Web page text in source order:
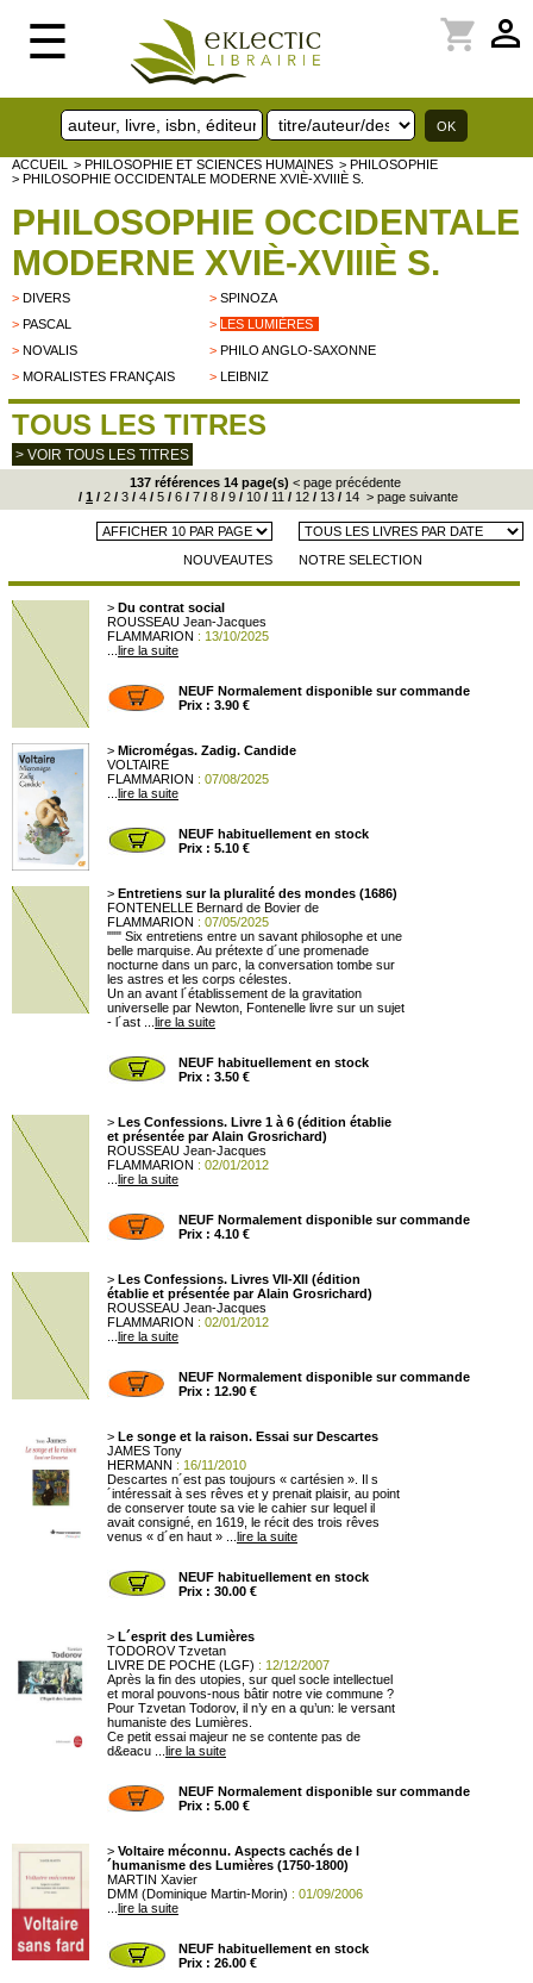
☰ perm_identity
shopping_cart
ACCUEIL > PHILOSOPHIE ET SCIENCES HUMAINES > PHILOSOPHIE
> PHILOSOPHIE OCCIDENTALE MODERNE XVIÈ-XVIIIÈ S.
PHILOSOPHIE OCCIDENTALE
MODERNE XVIÈ-XVIIIÈ S.
> DIVERS >SPINOZA
> PASCAL > LES LUMIÈRES
> NOVALIS >PHILO ANGLO-SAXONNE
> MORALISTES FRANÇAIS >LEIBNIZ
TOUS LES TITRES
> VOIR TOUS LES TITRES
137 références 14 page(s) < page précédente
/ 1 / 2 / 3 / 4 / 5 / 6 / 7 / 8 / 9 / 10 / 11 / 12 / 13 / 14 > page suivante
NOUVEAUTES NOTRE SELECTION
> Du contrat social
ROUSSEAU Jean-Jacques
FLAMMARION : 13/10/2025
lire la suite
NEUF Normalement disponible sur commande
Prix : 3.90 €
> Micromégas. Zadig. Candide
VOLTAIRE
FLAMMARION : 07/08/2025
lire la suite
NEUF habituellement en stock
Prix : 5.10 €
> Entretiens sur la pluralité des mondes (1686)
FONTENELLE Bernard de Bovier de
FLAMMARION : 07/05/2025
""" Six entretiens entre un savant philosophe et une
belle marquise. Au prétexte d´une promenade
nocturne dans un parc, la conversation tombe sur
les astres et les corps célestes.
Un an avant l´établissement de la gravitation
universelle par Newton, Fontenelle livre sur un sujet
- l´ast ... lire la suite
NEUF habituellement en stock
Prix : 3.50 €
> Les Confessions. Livre 1 à 6 (édition établie
et présentée par Alain Grosrichard)
ROUSSEAU Jean-Jacques
FLAMMARION : 02/01/2012
lire la suite
NEUF Normalement disponible sur commande
Prix : 4.10 €
> Les Confessions. Livres VII-XII (édition
établie et présentée par Alain Grosrichard)
ROUSSEAU Jean-Jacques
FLAMMARION : 02/01/2012
lire la suite
NEUF Normalement disponible sur commande
Prix : 12.90 €
> Le songe et la raison. Essai sur Descartes
JAMES Tony
HERMANN : 16/11/2010
Descartes n´est pas toujours « cartésien ». Il s
´intéressait à ses rêves et y prenait plaisir, au point
de conserver toute sa vie le cahier sur lequel il
avait consigné, en 1619, le récit des trois rêves
venus « d´en haut » ... lire la suite
NEUF habituellement en stock
Prix : 30.00 €
> L´esprit des Lumières
TODOROV Tzvetan
LIVRE DE POCHE (LGF) : 12/12/2007
Après la fin des utopies, sur quel socle intellectuel
et moral pouvons-nous bâtir notre vie commune ?
Pour Tzvetan Todorov, il n’y en a qu’un: le versant
humaniste des Lumières.
Ce petit essai majeur ne se contente pas de
d&eacu ... lire la suite
NEUF Normalement disponible sur commande
Prix : 5.00 €
> Voltaire méconnu. Aspects cachés de l
´humanisme des Lumières (1750-1800)
MARTIN Xavier
DMM (Dominique Martin-Morin) : 01/09/2006
lire la suite
NEUF habituellement en stock
Prix : 26.00 €